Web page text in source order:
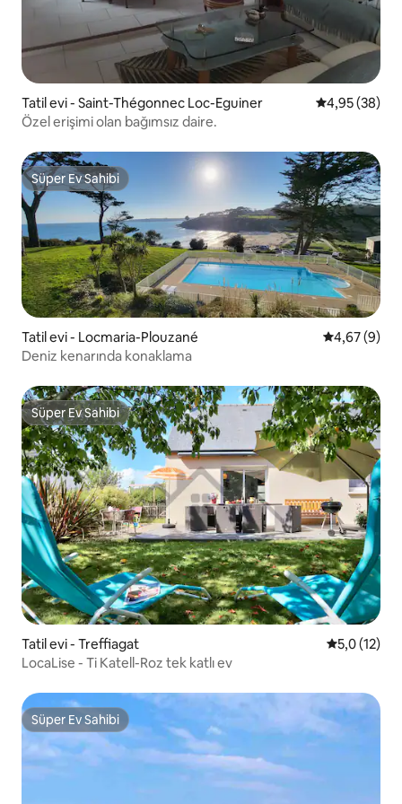
Tatil evi - Saint-Thégonnec Loc-Eguiner 5 üzerinden
4,95 (38)
Özel erişimi olan bağımsız daire.
Süper Ev Sahibi
Süper Ev Sahibi
Tatil evi - Locmaria-Plouzané 5 üzerinden
4,67 (9)
Deniz kenarında konaklama
Süper Ev Sahibi
Süper Ev Sahibi
Tatil evi - Treffiagat 55,0 (12)
LocaLise - Ti Katell-Roz tek katlı ev
Süper Ev Sahibi
Süper Ev Sahibi